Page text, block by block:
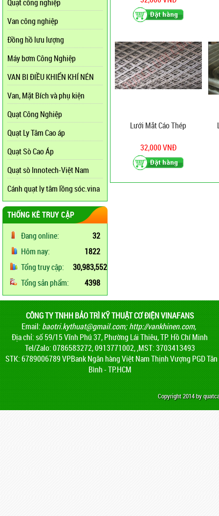
Quạt công nghiệp
Van công nghiệp
Đồng hồ lưu lượng
Máy bơm Công Nghiệp
VAN BI ĐIỀU KHIỂN KHÍ NÉN
Van, Mặt Bích và phụ kiện
Quạt Công Nghiệp
Quạt Ly Tâm Cao áp
Quạt Sò Cao Áp
Quạt sò Innotech-Việt Nam
Cánh quạt ly tâm lồng sóc.vina
THỐNG KÊ TRUY CẬP
Đang online:
32
Hôm nay:
1822
Tổng truy cập:
30,983,552
Tổng sản phẩm:
4398
Lưới Mắt Cáo Thép
32,000 VNĐ
CÔNG TY TNHH BẢO TRÌ KỸ THUẬT CƠ ĐIỆN VINAFANS
Email: baotri.kythuat@gmail.com;http://vankhinen.com,
Địa chỉ: số 59/15 Vĩnh Phú 37, Phường Lái Thiêu, TP. Hồ Chí Minh
Tel/Zalo: 0786583272, 0913771002, ,MST: 3703413493
STK: 6789006789 VPBank Ngân hàng Việt Nam Thịnh Vượng PGD Tân
Bình - TP.HCM
Copyright 2014 by